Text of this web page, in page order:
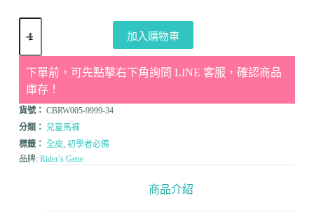
加入購物車
下單前，可先點擊右下角詢問 LINE 客服，確認商品
庫存！
貨號： CBRW005-9999-34
分類：
兒童馬褲
標籤： 全皮 初學者必備
品牌: Rider’s Gene
商品介紹